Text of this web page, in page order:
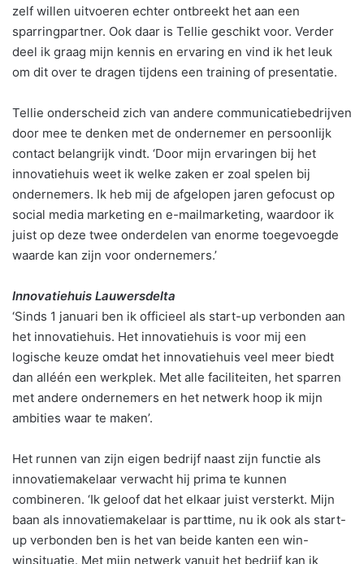
zelf willen uitvoeren echter ontbreekt het aan een
sparringpartner. Ook daar is Tellie geschikt voor. Verder
deel ik graag mijn kennis en ervaring en vind ik het leuk
om dit over te dragen tijdens een training of presentatie.
Tellie onderscheid zich van andere communicatiebedrijven
door mee te denken met de ondernemer en persoonlijk
contact belangrijk vindt. ‘Door mijn ervaringen bij het
innovatiehuis weet ik welke zaken er zoal spelen bij
ondernemers. Ik heb mij de afgelopen jaren gefocust op
social media marketing en e-mailmarketing, waardoor ik
juist op deze twee onderdelen van enorme toegevoegde
waarde kan zijn voor ondernemers.’
Innovatiehuis Lauwersdelta
‘Sinds 1 januari ben ik officieel als start-up verbonden aan
het innovatiehuis. Het innovatiehuis is voor mij een
logische keuze omdat het innovatiehuis veel meer biedt
dan alléén een werkplek. Met alle faciliteiten, het sparren
met andere ondernemers en het netwerk hoop ik mijn
ambities waar te maken’.
Het runnen van zijn eigen bedrijf naast zijn functie als
innovatiemakelaar verwacht hij prima te kunnen
combineren. ‘Ik geloof dat het elkaar juist versterkt. Mijn
baan als innovatiemakelaar is parttime, nu ik ook als start-
up verbonden ben is het van beide kanten een win-
winsituatie. Met mijn netwerk vanuit het bedrijf kan ik